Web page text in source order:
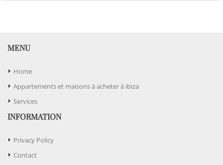
MENU
Home
Appartements et maisons à acheter à ibiza
Services
INFORMATION
Privacy Policy
Contact